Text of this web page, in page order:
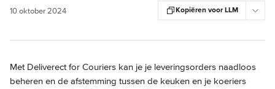
10 oktober 2024 Kopiëren voor LLM
Met Deliverect for Couriers kan je je leveringsorders naadloos
beheren en de afstemming tussen de keuken en je koeriers